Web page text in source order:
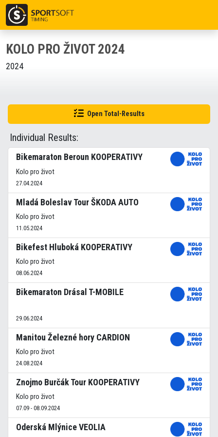
KOLO PRO ŽIVOT 2024
2024
Open Total-Results
Individual Results:
Bikemaraton Beroun KOOPERATIVY
Kolo pro život
27.04.2024
Mladá Boleslav Tour ŠKODA AUTO
Kolo pro život
11.05.2024
Bikefest Hluboká KOOPERATIVY
Kolo pro život
08.06.2024
Bikemaraton Drásal T-MOBILE
29.06.2024
Manitou Železné hory CARDION
Kolo pro život
24.08.2024
Znojmo Burčák Tour KOOPERATIVY
Kolo pro život
07.09 - 08.09.2024
Oderská Mlýnice VEOLIA